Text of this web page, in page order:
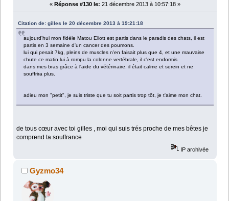
« Réponse #130 le: 21 décembre 2013 à 10:57:18 »
Citation de: gilles le 20 décembre 2013 à 19:21:18
aujourd'hui mon fidèle Matou Eliott est partis dans le paradis des chats, il est
partis en 3 semaine d'un cancer des poumons.
lui qui pesait 7kg, pleins de muscles n'en faisait plus que 4, et une mauvaise
chute ce matin lui à rompu la colonne vertébrale, il c'est endormis
dans mes bras grâce à l'aide du vétérinaire, il était calme et serein et ne
souffrira plus.
adieu mon "petit", je suis triste que tu soit partis trop tôt, je t'aime mon chat.
de tous cœur avec toi gilles , moi qui suis trés proche de mes bêtes je
comprend ta souffrance
IP archivée
Gyzmo34